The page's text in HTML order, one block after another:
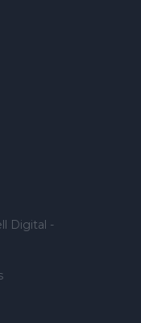
Digital -